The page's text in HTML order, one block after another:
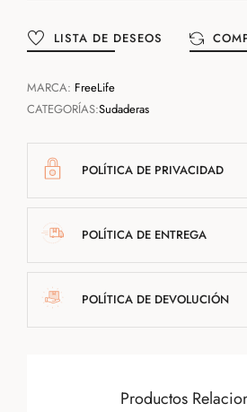
LISTA DE DESEOS
MARCA: FreeLife
CATEGORÍAS:Sudaderas
POLÍTICA DE PRIVACIDAD
POLÍTICA DE ENTREGA
POLÍTICA DE DEVOLUCIÓN
Productos